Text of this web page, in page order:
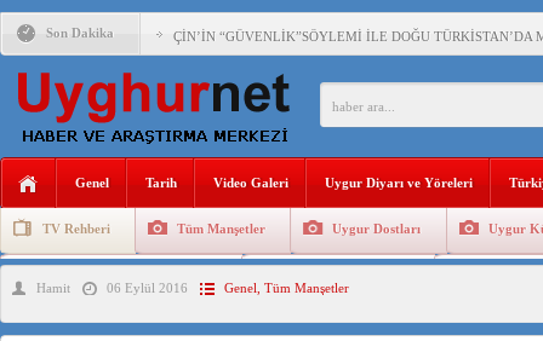
Son Dakika ÇİN’İN “GÜVENLİK”SÖYLEMİ İLE DOĞU TÜRKİSTAN’DA
PAKİSTAN,AFGANİSTAN’DA YAŞAYAN UYGURLARA
ANAHTAR PARTİ GENEL BAŞKANI AĞIRALİOĞLU :
ÇİN’İN DOĞU TÜRKİSTAN’DAKİ UYGULAMALARI
150 YILDIR KAYNAYAN YARAMIZ : ÇİN İŞGALİNDEKİ
ÇİN’İN UYGUR POLİTİKALARINI ÖVEN DİYANET
Genel Tarih Video Galeri Uygur Diyarı ve Yöreleri
TV Rehberi Tüm Manşetler Uygur Dostları Uygur
Uygurlarda Düğün ve Cenaze
Hamit 06 Eylül 2016 Genel Tüm Manşetler